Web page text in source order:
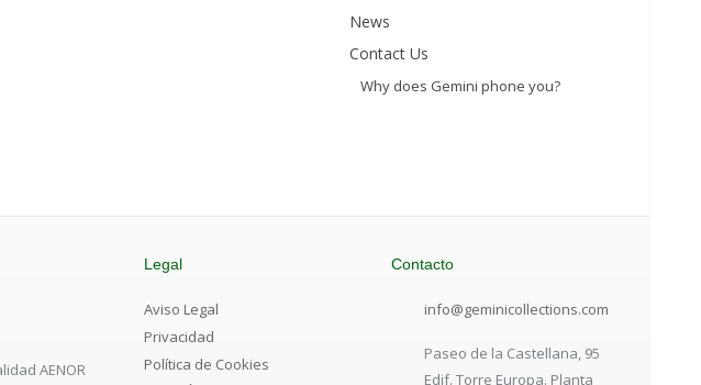
News
Contact Us
Why does Gemini phone you?
Legal
Aviso Legal
Privacidad
Política de Cookies
Contacto
info@geminicollections.com
Paseo de la Castellana, 95
Edif. Torre Europa. Planta